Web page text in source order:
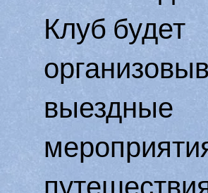
Клуб будет
выездные